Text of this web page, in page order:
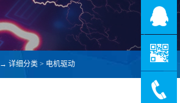
→ 详细分类 > 电机驱动